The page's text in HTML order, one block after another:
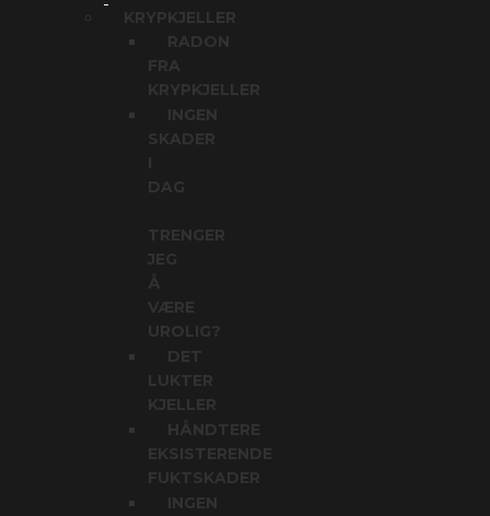
KRYPKJELLER
RADON
FRA
KRYPKJELLER
SKADER
DAG
TRENGER
JEG
Å
VÆRE
UROLIG?
LUKTER
KJELLER
HÅNDTERE
EKSISTERENDE
FUKTSKADER